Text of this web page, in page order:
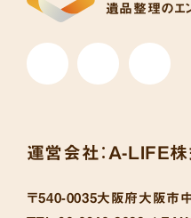
遺品整理のエ
運営会社： A-LIFE株
〒540-0035大阪府大阪市